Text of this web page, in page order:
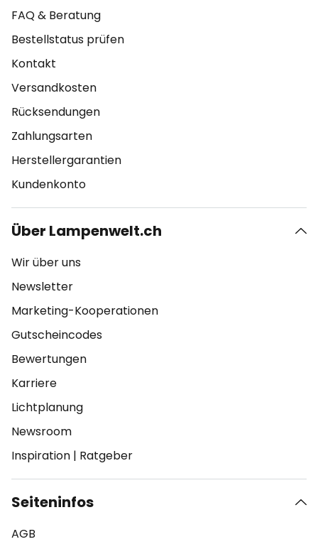
FAQ & Beratung
Bestellstatus prüfen
Kontakt
Versandkosten
Rücksendungen
Zahlungsarten
Herstellergarantien
Kundenkonto
Über Lampenwelt.ch
Wir über uns
Newsletter
Marketing-Kooperationen
Gutscheincodes
Bewertungen
Karriere
Lichtplanung
Newsroom
Inspiration | Ratgeber
Seiteninfos
AGB